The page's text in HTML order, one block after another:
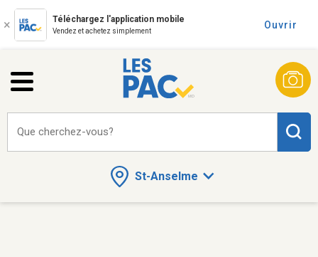
Téléchargez l'application mobile
Vendez et achetez simplement
Ouvrir
St-Anselme
Que cherchez-vous?